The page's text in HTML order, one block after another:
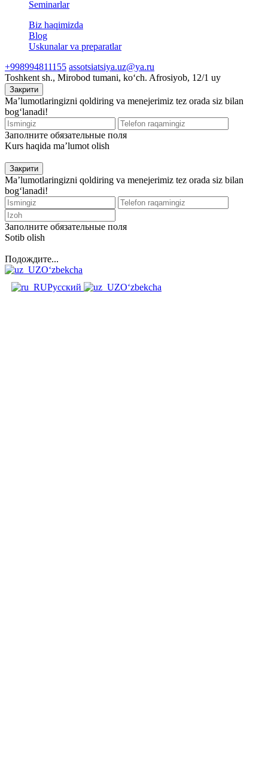
Seminarlar
Biz haqimizda
Blog
Uskunalar va preparatlar
+998994811155 assotsiatsiya.uz@ya.ru
Toshkent sh., Mirobod tumani, koʻch. Afrosiyob, 12/1 uy
Закрити
Ma’lumotlaringizni qoldiring va menejerimiz tez orada siz bilan
bog‘lanadi!
Заполните обязательные поля
Kurs haqida ma’lumot olish
Закрити
Ma’lumotlaringizni qoldiring va menejerimiz tez orada siz bilan
bog‘lanadi!
Заполните обязательные поля
Sotib olish
Подождите...
O‘zbekcha
Русский
O‘zbekcha